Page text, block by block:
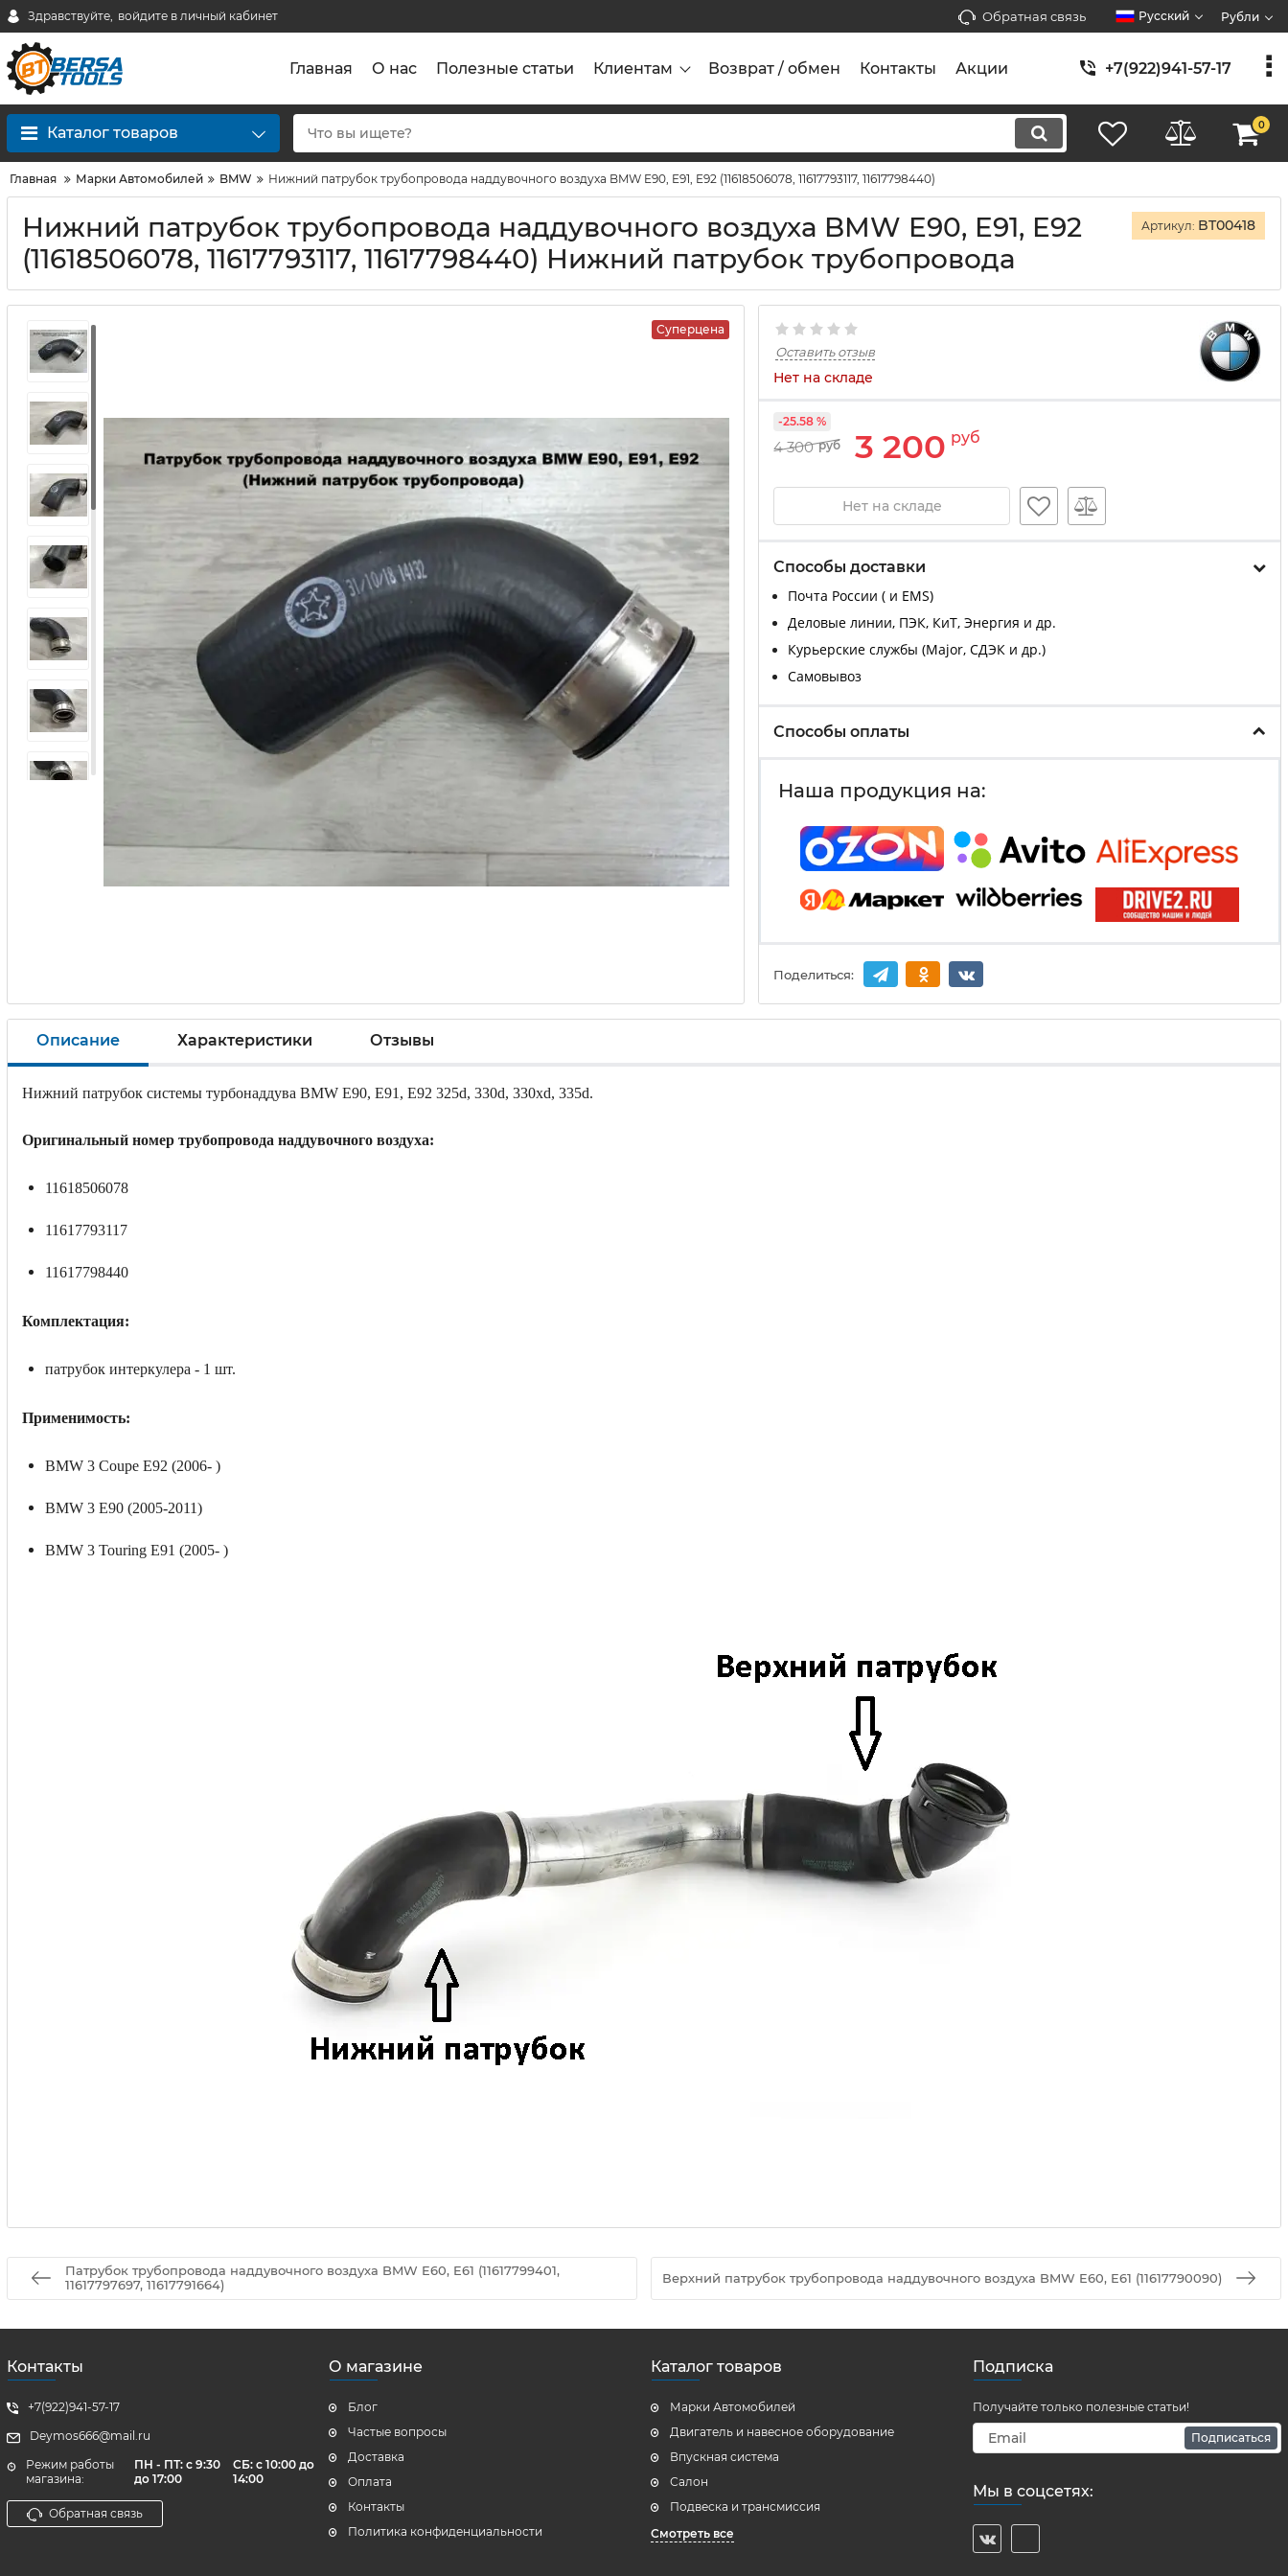
Здравствуйте, войдите в личный кабинет Обратная связь Русский Рубли
Главная О нас Полезные статьи Клиентам Возврат / обмен Контакты Акции +7(922)941-57-17
Каталог товаров 0
Главная Марки Автомобилей BMW Нижний патрубок трубопровода наддувочного воздуха BMW E90, E91, E92 (11618506078, 11617793117, 11617798440)
Нижний патрубок трубопровода наддувочного воздуха BMW E90, E91, E92
(11618506078, 11617793117, 11617798440) Нижний патрубок трубопровода
Артикул: BT00418
Суперцена
Оставить отзыв
Нет на складе
4 300 руб 3 200 руб
-25.58 %
Нет на складе
Способы доставки
Почта России ( и EMS)
Деловые линии, ПЭК, КиТ, Энергия и др.
Курьерские службы (Major, СДЭК и др.)
Самовывоз
Способы оплаты
Наша продукция на:
Поделиться:
Описание Характеристики Отзывы
Нижний патрубок системы турбонаддува BMW E90, E91, E92 325d, 330d, 330xd, 335d.
Оригинальный номер трубопровода наддувочного воздуха:
11618506078
11617793117
11617798440
Комплектация:
патрубок интеркулера - 1 шт.
Применимость:
BMW 3 Coupe E92 (2006- )
BMW 3 E90 (2005-2011)
BMW 3 Touring E91 (2005- )
Патрубок трубопровода наддувочного воздуха BMW E60, E61 (11617799401,
11617797697, 11617791664)
Верхний патрубок трубопровода наддувочного воздуха BMW E60, E61 (11617790090)
Контакты
+7(922)941-57-17
Deymos666@mail.ru
Режим работы
магазина:
ПН - ПТ: с 9:30
до 17:00
СБ: с 10:00 до
14:00
Обратная связь
О магазине
Блог
Частые вопросы
Доставка
Оплата
Контакты
Политика конфиденциальности
Каталог товаров
Марки Автомобилей
Двигатель и навесное оборудование
Впускная система
Салон
Подвеска и трансмиссия
Смотреть все
Подписка
Получайте только полезные статьи!
Подписаться
Мы в соцсетях: